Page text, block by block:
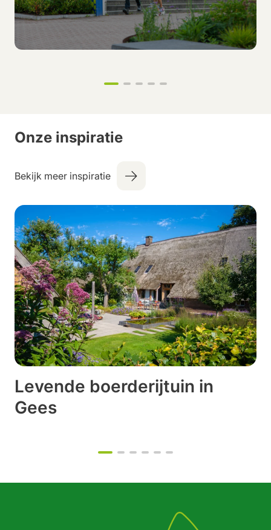
Onze inspiratie
Bekijk meer inspiratie
Levende boerderijtuin in
Gees